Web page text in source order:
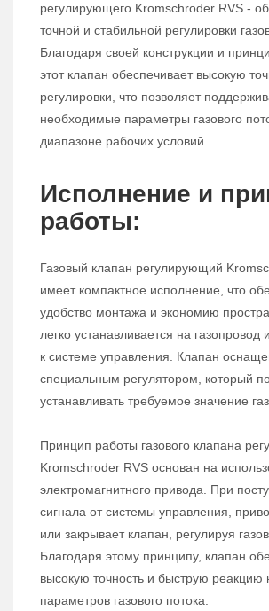
регулирующего Kromschroder RVS -
точной и стабильной регулировки
Благодаря своей конструкции и
этот клапан обеспечивает высокую
регулировки, что позволяет
необходимые параметры газового
диапазоне рабочих условий.
Исполнение и
работы:
Газовый клапан регулирующий
имеет компактное исполнение, что
удобство монтажа и экономию
легко устанавливается на газопровод
к системе управления. Клапан
специальным регулятором, который
устанавливать требуемое значение
Принцип работы газового клапана
Kromschroder RVS основан на
электромагнитного привода. При
сигнала от системы управления,
или закрывает клапан, регулируя
Благодаря этому принципу, клапан
высокую точность и быструю реакцию
параметров газового потока.